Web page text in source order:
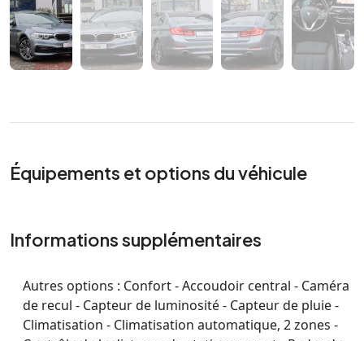
Équipements et options du véhicule
Informations supplémentaires
Autres options : Confort - Accoudoir central - Caméra
de recul - Capteur de luminosité - Capteur de pluie -
Climatisation - Climatisation automatique, 2 zones -